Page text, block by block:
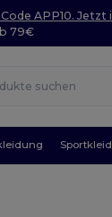
APP10. Jetzt
79€